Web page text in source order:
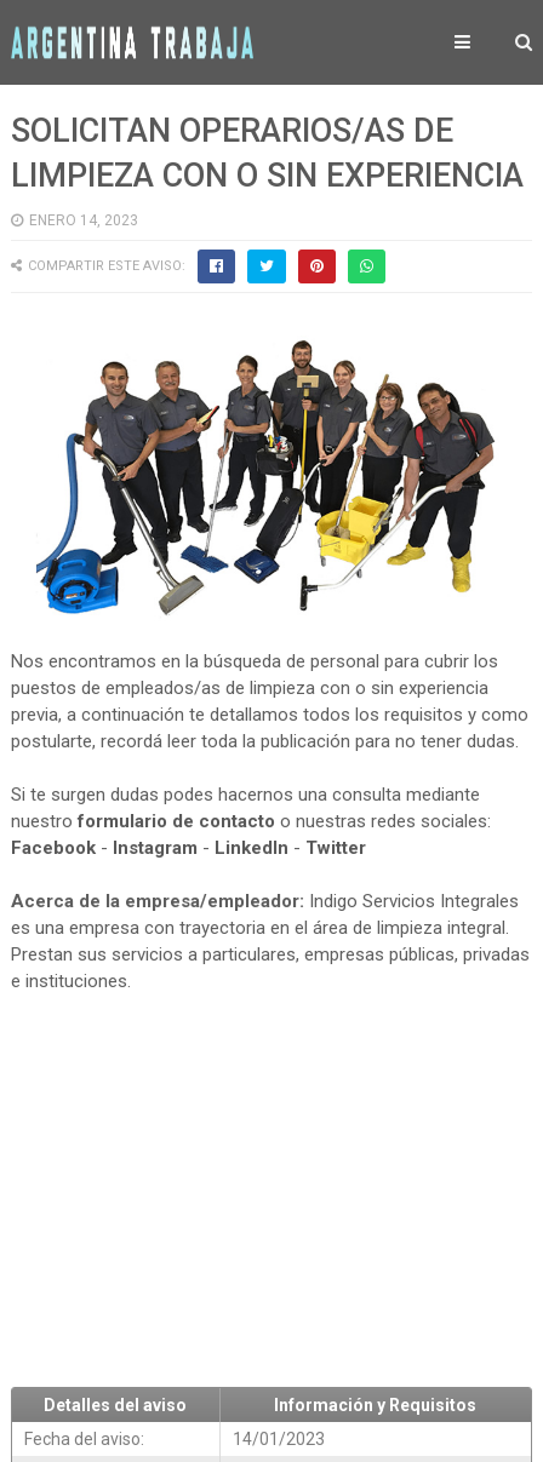
SOLICITAN OPERARIOS/AS DE
LIMPIEZA CON O SIN EXPERIENCIA
ENERO 14, 2023
COMPARTIR ESTE AVISO:
Nos encontramos en la búsqueda de personal para cubrir los
puestos de empleados/as de limpieza con o sin experiencia
previa, a continuación te detallamos todos los requisitos y como
postularte, recordá leer toda la publicación para no tener dudas.
Si te surgen dudas podes hacernos una consulta mediante
nuestroformulario de contacto o nuestras redes sociales:
Facebook- Instagram - LinkedIn - Twitter
Acerca de la empresa/empleador: Indigo Servicios Integrales
es una empresa con trayectoria en el área de limpieza integral.
Prestan sus servicios a particulares, empresas públicas, privadas
e instituciones.
Detalles del aviso
Información y Requisitos
Fecha del aviso:
14/01/2023